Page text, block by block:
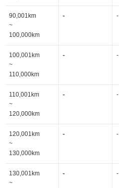
90,001km
~
100,000km
- -
100,001km
~
110,000km
- -
110,001km
~
120,000km
- -
120,001km
~
130,000km
- -
130,001km
~
- -